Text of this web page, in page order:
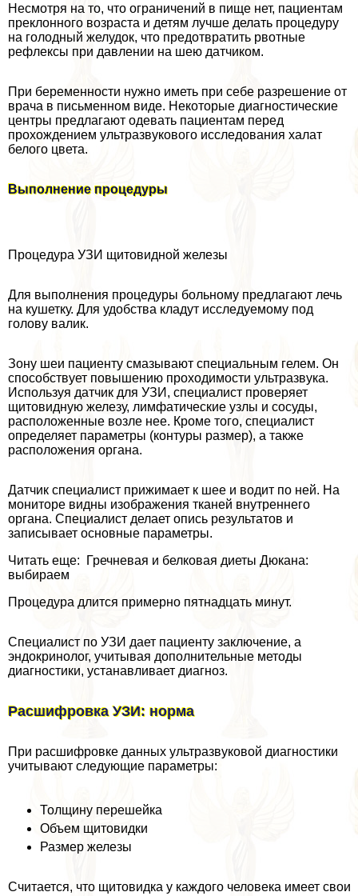
Несмотря на то, что ограничений в пище нет, пациентам
преклонного возраста и детям лучше делать процедуру
на голодный желудок, что предотвратить рвотные
рефлексы при давлении на шею датчиком.
При беременности нужно иметь при себе разрешение от
врача в письменном виде. Некоторые диагностические
центры предлагают одевать пациентам перед
прохождением ультразвукового исследования халат
белого цвета.
Выполнение процедуры
Процедypa УЗИ щитовидной железы
Для выполнения процедуры больному предлагают лечь
на кушетку. Для удобства кладут исследуемому под
голову валик.
Зону шеи пациенту смазывают специальным гелем. Он
способствует повышению проходимости ультразвука.
Используя датчик для УЗИ, специалист проверяет
щитовидную железу, лимфатические узлы и сосуды,
расположенные возле нее. Кроме того, специалист
определяет параметры (контуры размер), а также
расположения органа.
Датчик специалист прижимает к шее и водит по ней. На
мониторе видны изображения тканей внутреннего
органа. Специалист делает опись результатов и
записывает основные параметры.
Читать еще: Гречневая и белковая диеты Дюкана:
выбираем
Процедypa длится примерно пятнадцать минут.
Специалист по УЗИ дает пациенту заключение, а
эндокринолог, учитывая дополнительные методы
диагностики, устанавливает диагноз.
Расшифровка УЗИ: норма
При расшифровке данных ультразвуковой диагностики
учитывают следующие параметры:
Толщину перешейка
Объем щитовидки
Размер железы
Считается, что щитовидка у каждого человека имеет свои